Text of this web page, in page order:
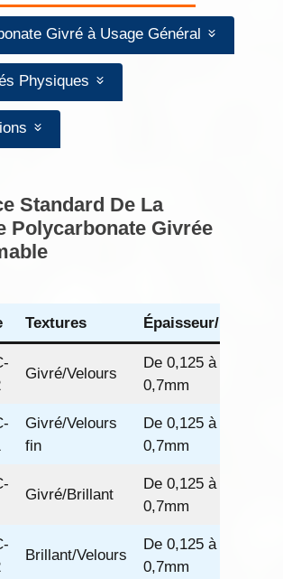
Givré à Usage Général
Physiques
Standard De La
Polycarbonate Givrée
Textures Épaisseur/mm
Givré/Velours
De 0,125 à
0,7mm
Givré/Velours
fin
De 0,125 à
0,7mm
Givré/Brillant
De 0,125 à
0,7mm
Brillant/Velours
De 0,125 à
0,7mm